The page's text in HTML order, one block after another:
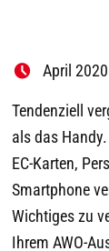
April 2020
Tendenziell
als das
EC-Karten,
Smartphone
Wichtiges zu
Ihrem AWO-